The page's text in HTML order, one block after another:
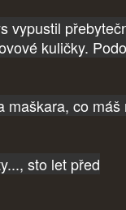
vypustil
kuličky.
maškara, co máš
sto let před